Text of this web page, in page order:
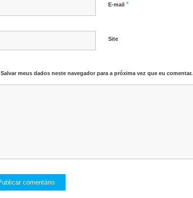
E-mail *
Site
Salvar meus dados neste navegador para a próxima vez que eu comentar.